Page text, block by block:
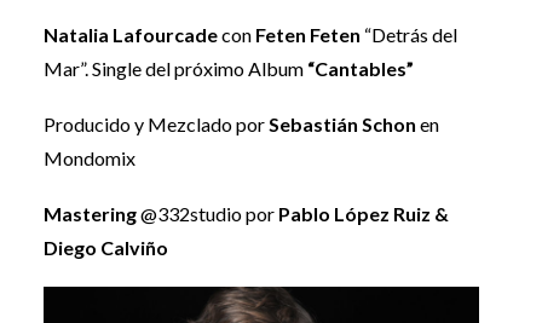
Natalia Lafourcadecon Feten Feten “Detrás del
Mar”. Single del próximo Album “Cantables”
Producido y Mezclado porSebastián Schon en
Mondomix
Mastering@332studio por Pablo López Ruiz &
Diego Calviño